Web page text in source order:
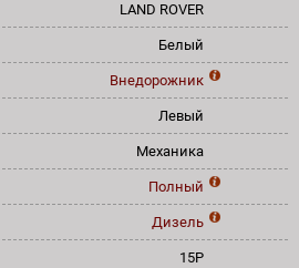
LAND ROVER
Белый
Внедорожник
Левый
Механика
Полный
Дизель
15P